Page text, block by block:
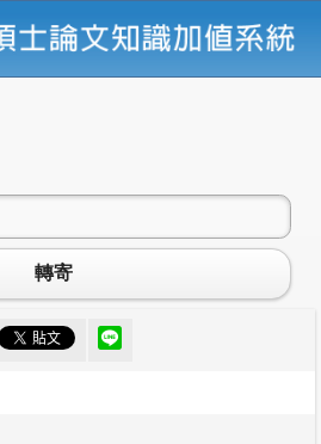
轉寄